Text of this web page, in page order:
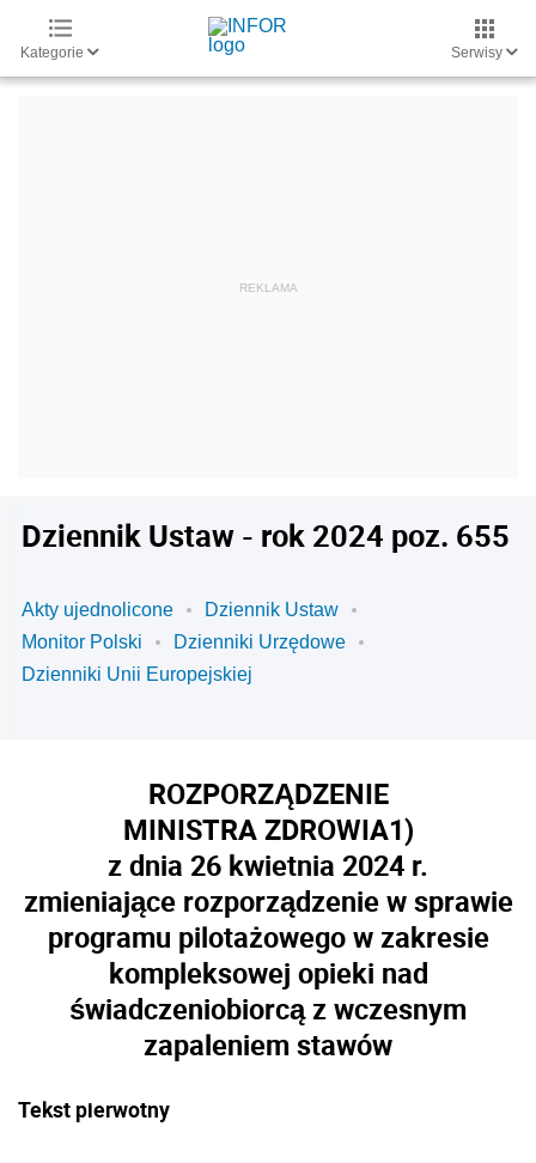
Kategorie Serwisy
Dziennik Ustaw - rok 2024 poz. 655
Akty ujednolicone
Dziennik Ustaw
Monitor Polski
Dzienniki Urzędowe
Dzienniki Unii Europejskiej
ROZPORZĄDZENIE
MINISTRA ZDROWIA1)
z dnia 26 kwietnia 2024 r.
zmieniające rozporządzenie w sprawie
programu pilotażowego w zakresie
kompleksowej opieki nad
świadczeniobiorcą z wczesnym
zapaleniem stawów
Tekst pierwotny